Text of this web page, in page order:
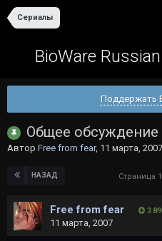
Сериалы
BioWare
Поддержать
Общее обсуждение
Автор Free from fear, 11 марта, 2007
НАЗАД Страница
Free from fear 3
11 марта, 2007